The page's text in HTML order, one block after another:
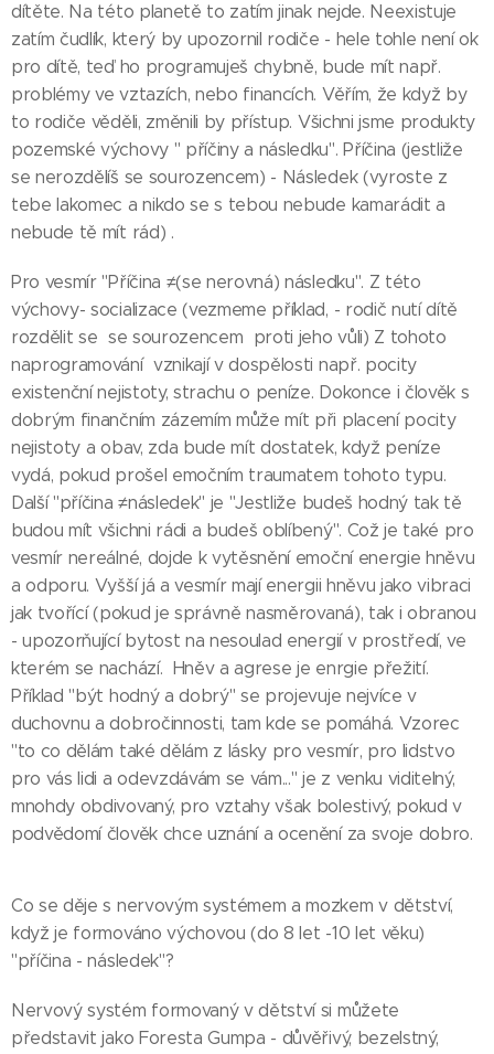
dítěte. Na této planetě to zatím jinak nejde. Neexistuje
zatím čudlík, který by upozornil rodiče - hele tohle není ok
pro dítě, teď ho programuješ chybně, bude mít např.
problémy ve vztazích, nebo financích. Věřím, že když by
to rodiče věděli, změnili by přístup. Všichni jsme produkty
pozemské výchovy " příčiny a následku". Příčina (jestliže
se nerozdělíš se sourozencem) - Následek (vyroste z
tebe lakomec a nikdo se s tebou nebude kamarádit a
nebude tě mít rád) .
Pro vesmír "Příčina ≠(se nerovná) následku". Z této
výchovy- socializace (vezmeme příklad, - rodič nutí dítě
rozdělit se se sourozencem proti jeho vůli) Z tohoto
naprogramování vznikají v dospělosti např. pocity
existenční nejistoty, strachu o peníze. Dokonce i člověk s
dobrým finančním zázemím může mít při placení pocity
nejistoty a obav, zda bude mít dostatek, když peníze
vydá, pokud prošel emočním traumatem tohoto typu.
Další "příčina ≠následek" je "Jestliže budeš hodný tak tě
budou mít všichni rádi a budeš oblíbený". Což je také pro
vesmír nereálné, dojde k vytěsnění emoční energie hněvu
a odporu. Vyšší já a vesmír mají energii hněvu jako vibraci
jak tvořící (pokud je správně nasměrovaná), tak i obranou
- upozorňující bytost na nesoulad energií v prostředí, ve
kterém se nachází. Hněv a agrese je enrgie přežití.
Příklad "být hodný a dobrý" se projevuje nejvíce v
duchovnu a dobročinnosti, tam kde se pomáhá. Vzorec
"to co dělám také dělám z lásky pro vesmír, pro lidstvo
pro vás lidi a odevzdávám se vám..." je z venku viditelný,
mnohdy obdivovaný, pro vztahy však bolestivý, pokud v
podvědomí člověk chce uznání a ocenění za svoje dobro.
Co se děje s nervovým systémem a mozkem v dětství,
když je formováno výchovou (do 8 let -10 let věku)
"příčina - následek"?
Nervový systém formovaný v dětství si můžete
představit jako Foresta Gumpa - důvěřivý, bezelstný,